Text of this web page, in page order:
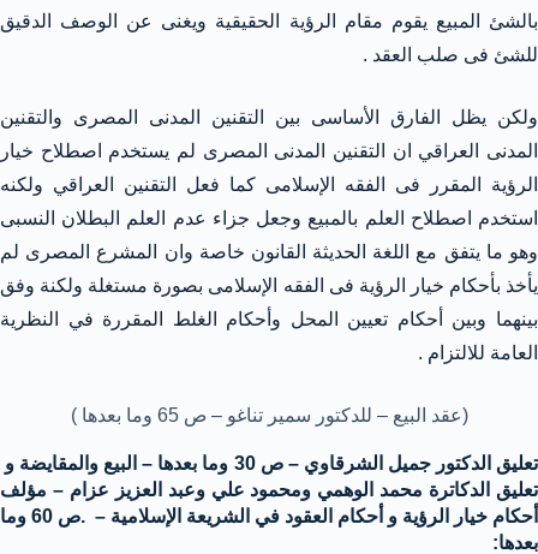
بالشئ المبيع يقوم مقام الرؤية الحقيقية ويغنى عن الوصف الدقيق
للشئ فى صلب العقد .
ولكن يظل الفارق الأساسى بين التقنين المدنى المصرى والتقنين
المدنى العراقي ان التقنين المدنى المصرى لم يستخدم اصطلاح خيار
الرؤية المقرر فى الفقه الإسلامى كما فعل التقنين العراقي ولكنه
استخدم اصطلاح العلم بالمبيع وجعل جزاء عدم العلم البطلان النسبى
وهو ما يتفق مع اللغة الحديثة القانون خاصة وان المشرع المصرى لم
يأخذ بأحكام خيار الرؤية فى الفقه الإسلامى بصورة مستغلة ولكنة وفق
بينهما وبين أحكام تعيين المحل وأحكام الغلط المقررة في النظرية
العامة للالتزام .
(عقد البيع – للدكتور سمير تناغو – ص 65 وما بعدها )
تعليق الدكتور جميل الشرقاوي – ص 30 وما بعدها – البيع والمقايضة و
تعليق الدكاترة محمد الوهمي ومحمود علي وعبد العزيز عزام – مؤلف
أحكام خيار الرؤية و أحكام العقود في الشريعة الإسلامية – .ص 60 وما
بعدها: